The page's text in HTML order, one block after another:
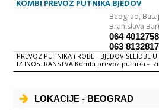
KOMBI PREVOZ PUTNIKA BJEDOV
Beograd,
Branislava
064 4012758
063 8132817
PREVOZ PUTNIKA i ROBE - BJEDOV SELIDBE
IZ INOSTRANSTVA Kombi prevoz putnika -
Redovni polasci za Hrvatsku (Kordun, Lika,
prikolicom iz EU Kombi MB Sprinter, klima,
Prevoz se obavlja sa bilo koje adrese
LOKACIJE - BEOGRAD